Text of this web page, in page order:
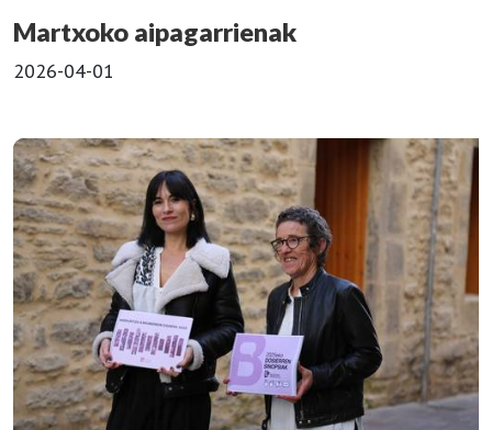
Martxoko aipagarrienak
2026-04-01